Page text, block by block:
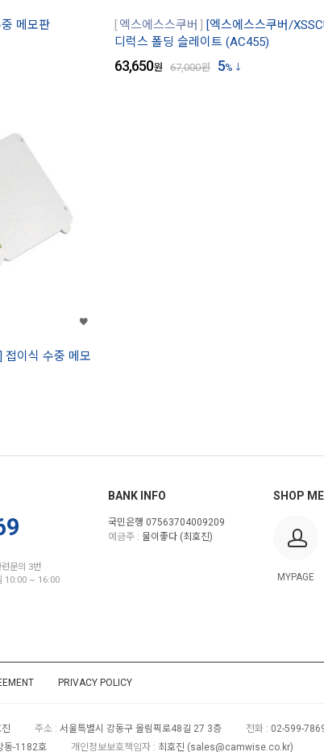
메모판 엑스에스스쿠버
[엑스에스스쿠버/
디럭스 폴딩 슬레이트 (AC455)
63,650원 67,000원 5%
접이식 수중 메모
문의 3번
10:00 ~ 16:00
BANK INFO
국민은행 07563704009209
예금주 : 물이좋다 (최호진)
SHOP
MYPAGE
PRIVACY POLICY
주소 : 서울특별시 강동구 올림픽로48길 27 3층 전화 : 02-599-
동-1182호 개인정보보호책임자 : 최호진 (sales@camwise.co.kr)